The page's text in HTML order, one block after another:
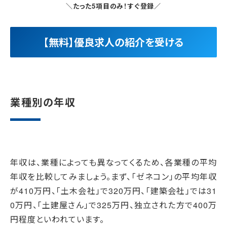
＼たった5項目のみ！すぐ登録／
【無料】優良求人の紹介を受ける
業種別の年収
年収は、業種によっても異なってくるため、各業種の平均
年収を比較してみましょう。まず、「ゼネコン」の平均年収
が410万円、「土木会社」で320万円、「建築会社」では31
0万円、「土建屋さん」で325万円、独立された方で400万
円程度といわれています。